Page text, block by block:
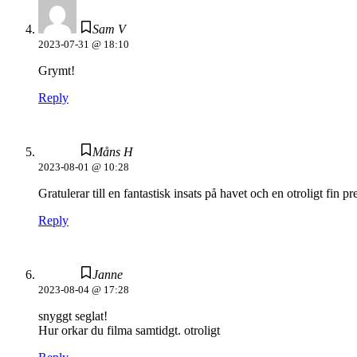
Sam V
2023-07-31 @ 18:10
Grymt!
Reply
Måns H
2023-08-01 @ 10:28
Gratulerar till en fantastisk insats på havet och en otroligt fin
Reply
Janne
2023-08-04 @ 17:28
snyggt seglat!
Hur orkar du filma samtidgt. otroligt